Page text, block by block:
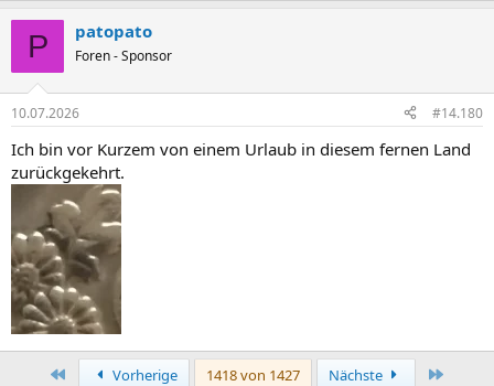
P patopato
Foren - Sponsor
10.07.2026 #14.180
Ich bin vor Kurzem von einem Urlaub in diesem fernen Land
zurückgekehrt.
Erste Vorherige 1418 von 1427 Nächste